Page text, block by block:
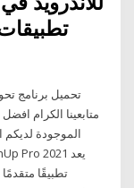
تحميل برنامج
متابعينا الكرام
الموجودة لديكم
تطبيقًا متقدمًا